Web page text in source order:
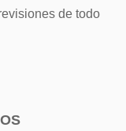
de todo